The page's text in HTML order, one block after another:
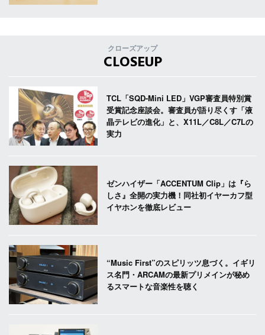
クローズアップ
CLOSEUP
TCL「SQD-Mini LED」VGP審査員特別賞
受賞記念座談会。審査員が語り尽くす「液
晶テレビの進化」と、X11L／C8L／C7Lの
実力
ゼンハイザー「ACCENTUM Clip」は『ら
しさ』全開の実力機！同社初イヤーカフ型
イヤホンを徹底レビュー
“Music First”のスピリッツ息づく。イギリ
ス名門・ARCAMの最新プリメインが秘め
るスマートな音楽性を聴く